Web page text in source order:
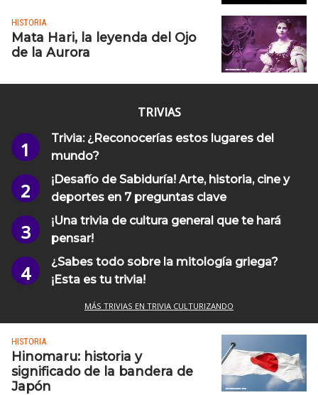
HISTORIA
Mata Hari, la leyenda del Ojo
de la Aurora
HISTORIA
Hinomaru: historia y
significado de la bandera de
Japón
TRIVIAS
Trivia: ¿Reconocerías estos lugares del
mundo?
¡Desafío de Sabiduría! Arte, historia, cine y
deportes en 7 preguntas clave
¡Una trivia de cultura general que te hará
pensar!
¿Sabes todo sobre la mitología griega?
¡Esta es tu trivia!
MÁS TRIVIAS EN TRIVIA CULTURIZANDO